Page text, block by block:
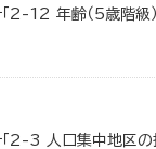
2-12 年齢（5歳階級
2-3 人口集中地区の